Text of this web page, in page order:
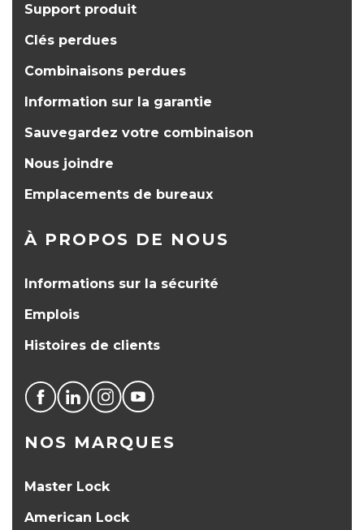
Support produit
Clés perdues
Combinaisons perdues
Information sur la garantie
Sauvegardez votre combinaison
Nous joindre
Emplacements de bureaux
À PROPOS DE NOUS
Informations sur la sécurité
Emplois
Histoires de clients
NOS MARQUES
Master Lock
American Lock